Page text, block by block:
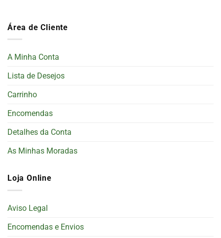
Área de Cliente
A Minha Conta
Lista de Desejos
Carrinho
Encomendas
Detalhes da Conta
As Minhas Moradas
Loja Online
Aviso Legal
Encomendas e Envios